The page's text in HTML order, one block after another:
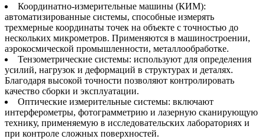
Координатно-измерительные машины (КИМ):
автоматизированные системы, способные измерять
трехмерные координаты точек на объекте с точностью до
нескольких микрометров. Применяются в машиностроении,
аэрокосмической промышленности, металлообработке.
Тензометрические системы: используют для определения
усилий, нагрузок и деформаций в структурах и деталях.
Благодаря высокой точности позволяют контролировать
качество сборки и эксплуатации.
Оптические измерительные системы: включают
интерферометры, фотограмметрию и лазерную сканирующую
технику, применяемую в исследовательских лабораториях и
при контроле сложных поверхностей.